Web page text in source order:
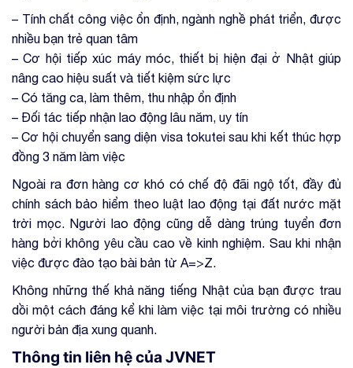
– Tính chất công việc ổn định, ngành nghề phát triển, được
nhiều bạn trẻ quan tâm
– Cơ hội tiếp xúc máy móc, thiết bị hiện đại ở Nhật giúp
nâng cao hiệu suất và tiết kiệm sức lực
– Có tăng ca, làm thêm, thu nhập ổn định
– Đối tác tiếp nhận lao động lâu năm, uy tín
– Cơ hội chuyển sang diện visa tokutei sau khi kết thúc hợp
đồng 3 năm làm việc
Ngoài ra đơn hàng cơ khó có chế độ đãi ngộ tốt, đầy đủ
chính sách bảo hiểm theo luật lao động tại đất nước mặt
trời mọc. Người lao động cũng dễ dàng trúng tuyển đơn
hàng bởi không yêu cầu cao về kinh nghiệm. Sau khi nhận
việc được đào tạo bài bản từ A=>Z.
Không những thế khả năng tiếng Nhật của bạn được trau
dồi một cách đáng kể khi làm việc tại môi trường có nhiều
người bản địa xung quanh.
Thông tin liên hệ của JVNET